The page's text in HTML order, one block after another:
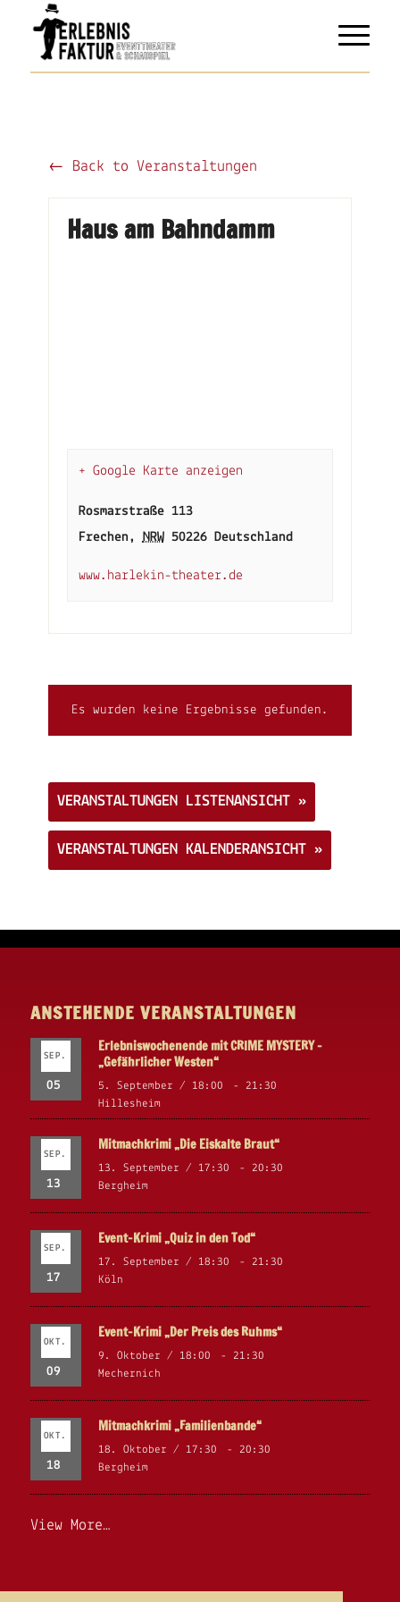
← Back to Veranstaltungen
Haus am Bahndamm
+ Google Karte anzeigen
Rosmarstraße 113
Frechen, NRW 50226 Deutschland
www.harlekin-theater.de
Es wurden keine Ergebnisse gefunden.
Listen
Navigation
VERANSTALTUNGEN LISTENANSICHT »
VERANSTALTUNGEN KALENDERANSICHT »
ANSTEHENDE VERANSTALTUNGEN
SEP.
05
Erlebniswochenende mit CRIME MYSTERY –
„Gefährlicher Westen“
5. September / 18:00 - 21:30
Hillesheim
SEP.
13
Mitmachkrimi „Die Eiskalte Braut“
13. September / 17:30 - 20:30
Bergheim
SEP.
17
Event-Krimi „Quiz in den Tod“
17. September / 18:30 - 21:30
Köln
OKT.
09
Event-Krimi „Der Preis des Ruhms“
9. Oktober / 18:00 - 21:30
Mechernich
OKT.
18
Mitmachkrimi „Familienbande“
18. Oktober / 17:30 - 20:30
Bergheim
View More…